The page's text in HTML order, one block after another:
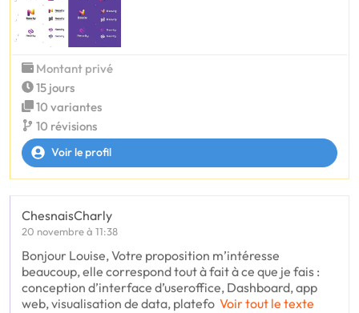
Montant privé
15 jours
10 variantes
10 révisions
Voir le profil
ChesnaisCharly
20 novembre à 11:38
Bonjour Louise, Votre proposition m’intéresse
beaucoup, elle correspond tout à fait à ce que je fais :
conception d’interface d’useroffice, Dashboard, app
web, visualisation de data, platefo Voir tout le texte